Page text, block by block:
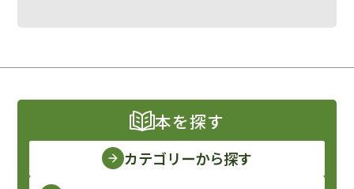
本を探す
カテゴリーから探す